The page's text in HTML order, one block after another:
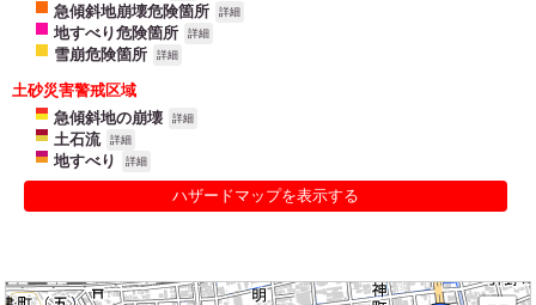
急傾斜地崩壊危険箇所 詳細
地すべり危険箇所 詳細
雪崩危険箇所 詳細
土砂災害警戒区域
急傾斜地の崩壊
詳細
土石流 詳細
地すべり 詳細
ハザードマップを表示する